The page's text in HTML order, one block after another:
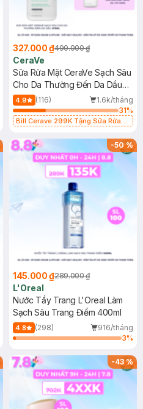
327.000 ₫490.000 ₫
CeraVe
Sữa Rửa Mặt CeraVe Sạch Sâu
Cho Da Thường Đến Da Dầu
473ml
4.9 (116)
1.6k/tháng
31%
Bill Cerave 299K Tặng Sữa Rửa
-50%
145.000 ₫289.000 ₫
L'Oreal
Nước Tẩy Trang L'Oreal Làm
Sạch Sâu Trang Điểm 400ml
4.8 (298)
916/tháng
3%
-43%